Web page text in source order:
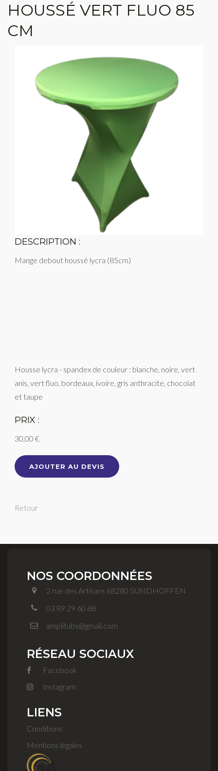
HOUSSÉ VERT FLUO 85
CM
DESCRIPTION :
Mange debout houssé lycra (85cm)
Housse lycra - spandex de couleur : blanche, noire, vert
anis, vert fluo, bordeaux, ivoire, gris anthracite, chocolat
et taupe
PRIX :
30,00 €
AJOUTER AU DEVIS
Retour
NOS COORDONNÉES
2 rue des Artisans 68280 SUNDHOFFEN
03 89 29 60 68
amplitubs@gmail.com
RÉSEAU SOCIAUX
Facebook
Instagram
LIENS
Conditions
Mentions légales